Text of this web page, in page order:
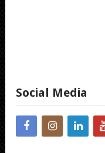
Social Media